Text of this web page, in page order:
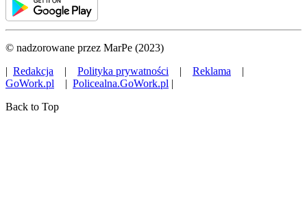
© nadzorowane przez MarPe (2023)
| Redakcja | Polityka prywatności | Reklama |
GoWork.pl | Policealna.GoWork.pl |
Back to Top